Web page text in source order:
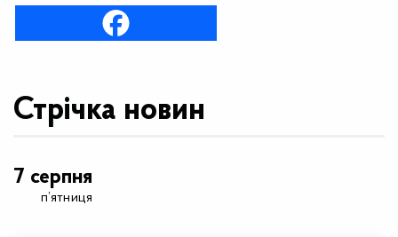
Стрічка новин
7 серпня
п’ятниця